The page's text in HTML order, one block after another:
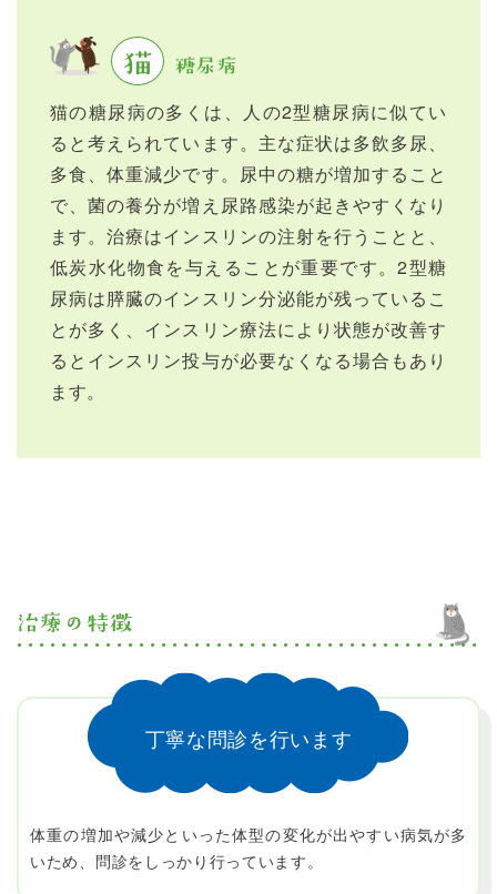
猫 糖尿病
猫の糖尿病の多くは、人の2型糖尿病に似てい
ると考えられています。主な症状は多飲多尿、
多食、体重減少です。尿中の糖が増加すること
で、菌の養分が増え尿路感染が起きやすくなり
ます。治療はインスリンの注射を行うことと、
低炭水化物食を与えることが重要です。2型糖
尿病は膵臓のインスリン分泌能が残っているこ
とが多く、インスリン療法により状態が改善す
るとインスリン投与が必要なくなる場合もあり
ます。
治療の特徴
丁寧な問診を行います
体重の増加や減少といった体型の変化が出やすい病気が多
いため、問診をしっかり行っています。